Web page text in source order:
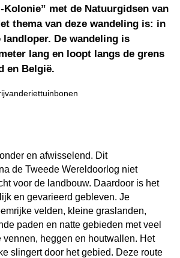
Kolonie” met de Natuurgidsen van
thema van deze wandeling is: in
landloper. De wandeling is
lang en loopt langs de grens
en België.
en afwisselend. Dit
de Tweede Wereldoorlog niet
voor de landbouw. Daardoor is het
en gevarieerd gebleven. Je
velden, kleine graslanden,
paden en natte gebieden met veel
vennen, heggen en houtwallen. Het
slingert door het gebied. Deze route